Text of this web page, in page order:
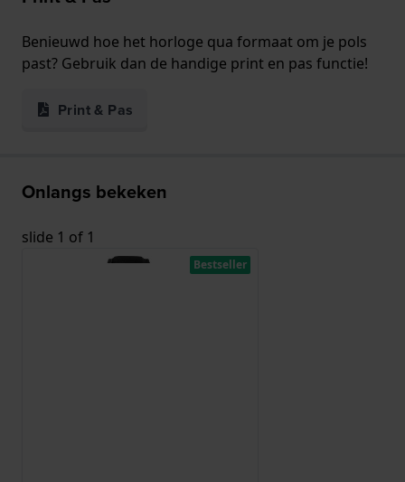
Benieuwd hoe het horloge qua formaat om je pols
past? Gebruik dan de handige print en pas functie!
Print & Pas
Onlangs bekeken
slide 1 of 1
Bestseller